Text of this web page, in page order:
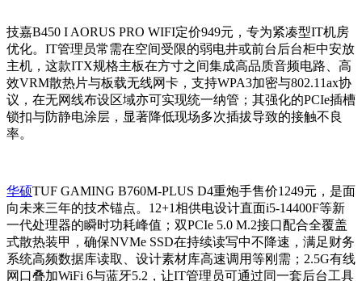
技嘉B450 I AORUS PRO WIFI定价949元，专为紧凑型IT机房
优化。IT管理员常需在空间受限的弱电井或前台后台柜中安放
主机，这款ITX规格主板在方寸之间集成高品质音频电路、高
效VRM散热片与板载无线网卡，支持WPA3加密与802.11ax协
议，在无网线布设区域亦可实现统一纳管；其强化的PCIe插槽
锁扣与防静电涂层，显著降低现场多次插拔导致的接触不良
率。
华硕TUF GAMING B760M-PLUS D4重炮手售价1249元，是面
向未来三年的技术锚点。12+1相供电设计直面i5-14400F等新
一代处理器的瞬时功耗峰值；双PCIe 5.0 M.2接口配合全覆盖
式散热装甲，确保NVMe SSD在持续读写中不降速，满足财务
系统高频数据库读取、设计素材库高速调用等刚需；2.5G有线
网口叠加WiFi 6与蓝牙5.2，让IT管理员可通过同一套后台工具